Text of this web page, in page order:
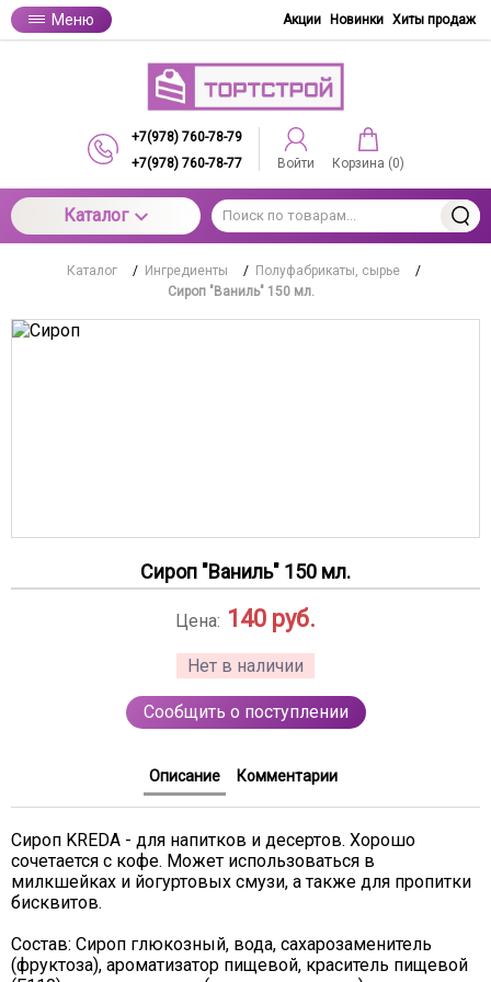
Меню Акции Новинки Хиты продаж
+7(978) 760-78-79
+7(978) 760-78-77
Войти Корзина (0)
Каталог
Каталог / Ингредиенты / Полуфабрикаты, сырье
/
Сироп "Ваниль" 150 мл.
Сироп "Ваниль" 150 мл.
Нет в наличии
Цена: 140 руб.
Сообщить о поступлении
Описание Комментарии
Сироп KREDA - для напитков и десертов. Хорошо
сочетается с кофе. Может использоваться в
милкшейках и йогуртовых смузи, а также для пропитки
бисквитов.
Состав: Сироп глюкозный, вода, сахарозаменитель
(фруктоза), ароматизатор пищевой, краситель пищевой